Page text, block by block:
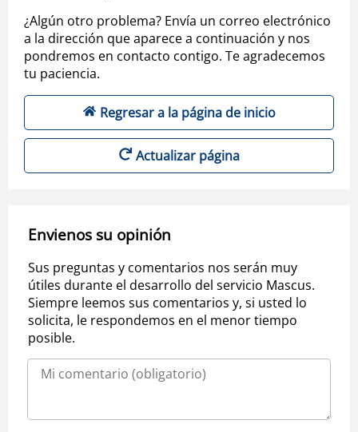
¿Algún otro problema? Envía un correo electrónico
a la dirección que aparece a continuación y nos
pondremos en contacto contigo. Te agradecemos
tu paciencia.
Regresar a la página de inicio
Actualizar página
Envienos su opinión
Sus preguntas y comentarios nos serán muy
útiles durante el desarrollo del servicio Mascus.
Siempre leemos sus comentarios y, si usted lo
solicita, le respondemos en el menor tiempo
posible.